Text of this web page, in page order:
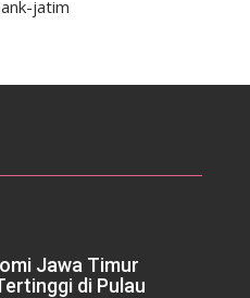
Jawa Timur
di Pulau